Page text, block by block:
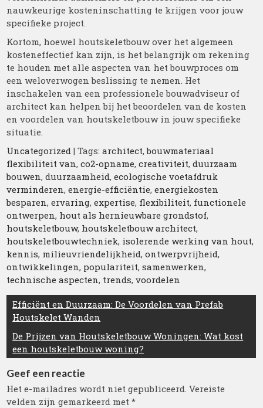
nauwkeurige kosteninschatting te krijgen voor jouw
specifieke project.
Kortom, hoewel houtskeletbouw over het algemeen
kosteneffectief kan zijn, is het belangrijk om rekening
te houden met alle aspecten van het bouwproces om
een weloverwogen beslissing te nemen. Het
inschakelen van een professionele bouwadviseur of
architect kan helpen bij het beoordelen van de kosten
en voordelen van houtskeletbouw in jouw specifieke
situatie.
Uncategorized | Tags:architect,bouwmateriaal
flexibiliteit van,co2-opname,creativiteit,duurzaam
bouwen,duurzaamheid,ecologische voetafdruk
verminderen,energie-efficiëntie,energiekosten
besparen,ervaring,expertise, flexibiliteit, functionele
ontwerpen, hout als hernieuwbare grondstof,
houtskeletbouw, houtskeletbouw architect,
houtskeletbouwtechniek, isolerende werking van hout,
kennis, milieuvriendelijkheid,ontwerpvrijheid,
ontwikkelingen, populariteit,samenwerken,
technische aspecten, trends,voordelen
Berichtnavigatie
Efficiënt en Duurzaam: De Voordelen van Prefab
Houtskelet Wanden
De Prijzen van Houtskeletbouw Woningen: Wat kost
een houtskeletbouw woning?
Geef een reactie
Het e-mailadres wordt niet gepubliceerd. Vereiste
velden zijn gemarkeerd met*